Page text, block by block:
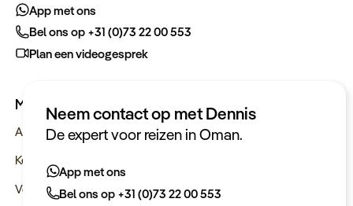
Neem contact op met Dennis
De expert voor reizen in Oman.
App met ons
Bel ons op +31 (0)73 22 00 553
App met ons
Bel ons op +31 (0)73 22 00 553
Plan een videogesprek
Meer informatie
Actueel
Keurmerken
Verantwoord op reis